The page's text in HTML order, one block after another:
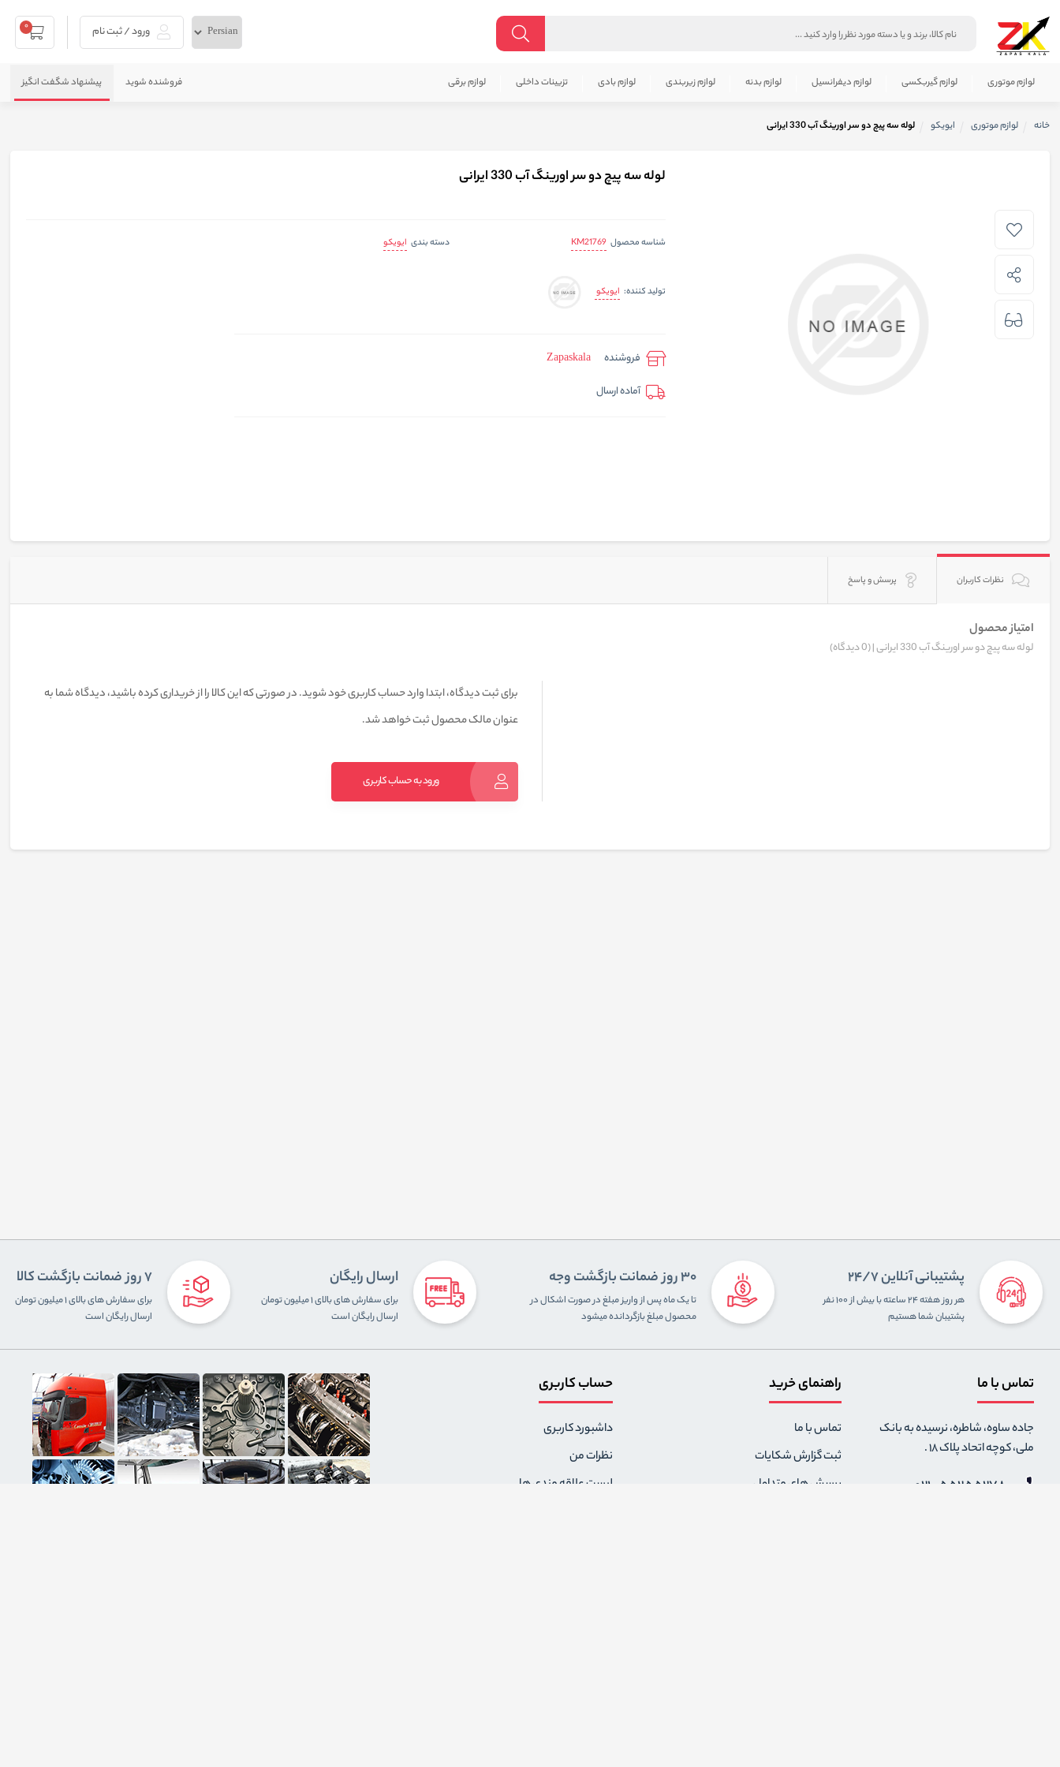
ورود / ثبت نام 0
لوازم موتوری لوازم گیربکسی لوازم دیفرانسیل لوازم بدنه لوازم زیربندی لوازم بادی تزیینات داخلی لوازم برقی فروشنده شوید پیشنهاد شگفت انگیز
خانه لوازم موتوری ایویکو لوله سه پیچ دو سر اورینگ آب 330 ایرانی
لوله سه پیچ دو سر اورینگ آب 330 ایرانی
شناسه محصول KM21769 دسته بندی ایویکو
تولید کننده: ایویکو
فروشنده
Zapaskala
آماده ارسال
نظرات کاربران پرسش و پاسخ
امتیاز محصول
لوله سه پیچ دو سر اورینگ آب 330 ایرانی | (0 دیدگاه)
برای ثبت دیدگاه، ابتدا وارد حساب کاربری خود شوید. در صورتی که این کالا را از خریداری کرده باشید، دیدگاه شما به
عنوان مالک محصول ثبت خواهد شد.
ورود به حساب کاربری
پشتیبانی آنلاین 24/7
هر روز هفته ۲۴ ساعته با بیش از ۱۰۰ نفر
پشتیبان شما هستیم
30 روز ضمانت بازگشت وجه
تا یک ماه پس از واریز مبلغ در صورت اشکال در
محصول مبلغ بازگردانده میشود
ارسال رایگان
برای سفارش های بالای ۱ میلیون تومان
ارسال رایگان است
7 روز ضمانت بازگشت کالا
برای سفارش های بالای ۱ میلیون تومان
ارسال رایگان است
تماس با ما
جاده ساوه، شاطره، نرسیده به بانک
ملی، کوچه اتحاد پلاک 18 .
021-55255278
راهنمای خرید
تماس با ما
ثبت گزارش شکایات
پرسش های متداول
حساب کاربری
داشبورد کاربری
نظرات من
لیست علاقه مندی ها